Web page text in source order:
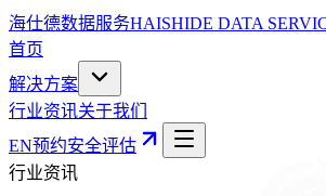
海仕德数据服务HAISHIDE DATA
首页
解决方案
行业资讯关于我们
EN预约安全评估
行业资讯